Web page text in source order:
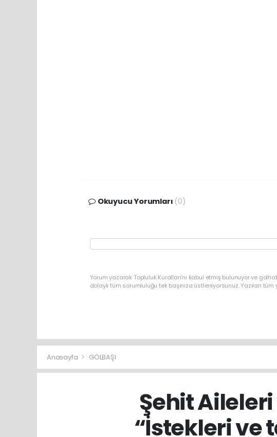
Okuyucu Yorumları (0)
Yorum yazarak Topluluk Kuralları’nı kabul etmiş bulunuyor ve
dolaylı tüm sorumluluğu tek başınıza üstleniyorsunuz. Yazılan
Anasayfa GÖLBAŞI
Şehit
“İstekleri ve